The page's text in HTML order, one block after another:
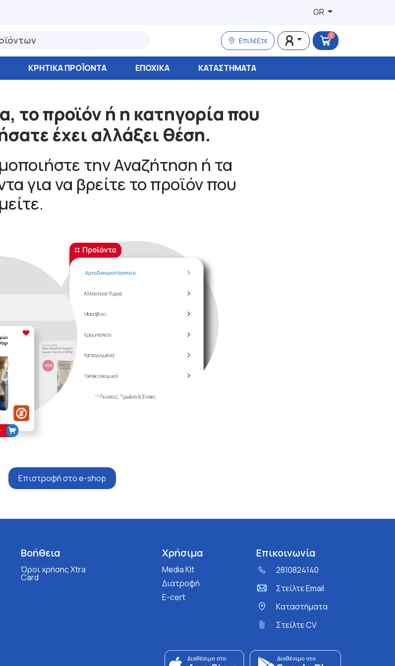
GR
Επιλέξτε
0
ΚΡΗΤΙΚΑ ΠΡΟΪΟΝΤΑ ΕΠΟΧΙΚΑ ΚΑΤΑΣΤΉΜΑΤΑ
το προϊόν ή η κατηγορία που
έχει αλλάξει θέση.
την Αναζήτηση ή τα
για να βρείτε το προϊόν που
Επιστροφή στο e-shop
Βοήθεια
Όροι χρήσης Xtra
Card
Χρήσιμα
Media Kit
Διατροφή
E-cert
Επικοινωνία
2810824140
Στείλτε Email
Kαταστήματα
Στείλτε CV